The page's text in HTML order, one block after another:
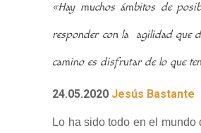
«Hay muchos ámbitos de
responder con la agilidad que
camino es disfrutar de lo que
24.05.2020 Jesús Bastante
Lo ha sido todo en el